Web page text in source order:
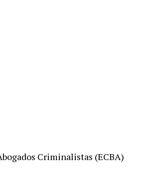
Criminalistas (ECBA)